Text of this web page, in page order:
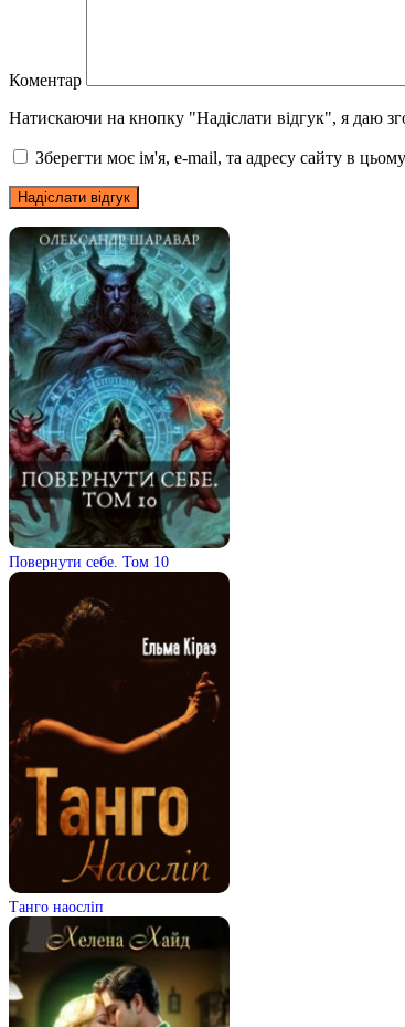
Коментар
Натискаючи на кнопку "Надіслати відгук", я даю
Зберегти моє ім'я, e-mail, та адресу сайту в
Повернути себе. Том 10
Танго наосліп